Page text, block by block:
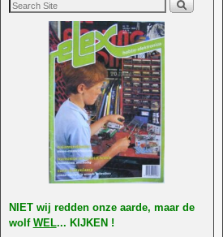
NIET wij redden onze aarde, maar de
wolf WEL... KIJKEN !